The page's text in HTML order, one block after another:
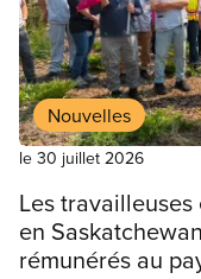
Nouvelles
le 30 juillet 2026
Les
en
rémunérés au